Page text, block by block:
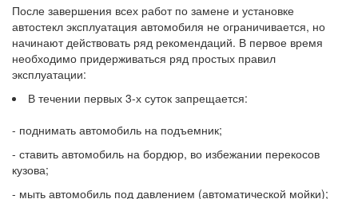
После завершения всех работ по замене и установке
автостекл эксплуатация автомобиля не ограничивается, но
начинают действовать ряд рекомендаций. В первое время
необходимо придерживаться ряд простых правил
эксплуатации:
В течении первых 3-х суток запрещается:
- поднимать автомобиль на подъемник;
- ставить автомобиль на бордюр, во избежании перекосов
кузова;
- мыть автомобиль под давлением (автоматической мойки);